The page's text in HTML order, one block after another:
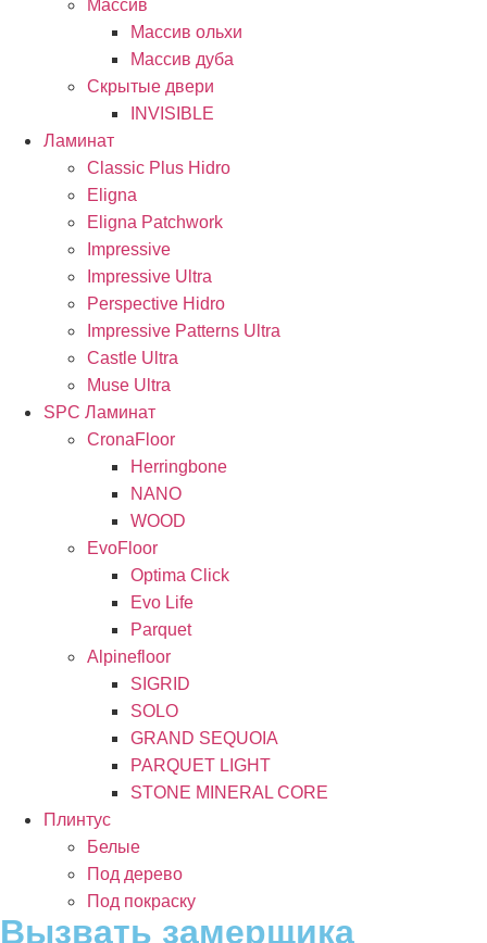
Массив
Массив ольхи
Массив дуба
Скрытые двери
INVISIBLE
Ламинат
Classic Plus Hidro
Eligna
Eligna Patchwork
Impressive
Impressive Ultra
Perspective Hidro
Impressive Patterns Ultra
Castle Ultra
Muse Ultra
SPC Ламинат
CronaFloor
Herringbone
NANO
WOOD
EvoFloor
Optima Click
Evo Life
Parquet
Alpinefloor
SIGRID
SOLO
GRAND SEQUOIA
PARQUET LIGHT
STONE MINERAL CORE
Плинтус
Белые
Под дерево
Под покраску
Вызвать замерщика